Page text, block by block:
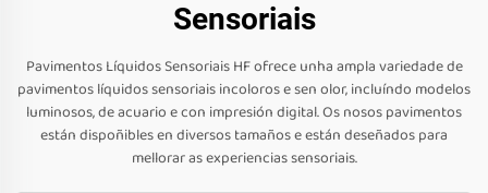
Sensoriais
Pavimentos Líquidos Sensoriais HF ofrece unha ampla variedade de
pavimentos líquidos sensoriais incoloros e sen olor, incluíndo modelos
luminosos, de acuario e con impresión digital. Os nosos pavimentos
están dispoñibles en diversos tamaños e están deseñados para
mellorar as experiencias sensoriais.